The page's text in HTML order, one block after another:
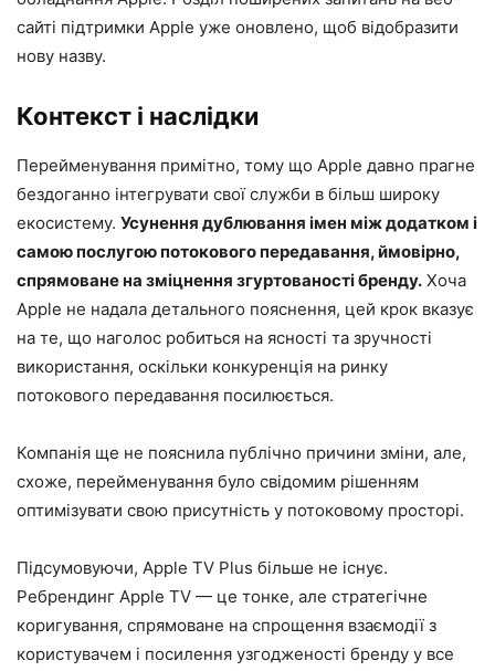
сайті підтримки Apple уже оновлено, щоб відобразити
нову назву.
Контекст і наслідки
Перейменування примітно, тому що Apple давно прагне
бездоганно інтегрувати свої служби в більш широку
екосистему. Усунення дублювання імен між додатком і
самою послугою потокового передавання, ймовірно,
спрямоване на зміцнення згуртованості бренду. Хоча
Apple не надала детального пояснення, цей крок вказує
на те, що наголос робиться на ясності та зручності
використання, оскільки конкуренція на ринку
потокового передавання посилюється.
Компанія ще не пояснила публічно причини зміни, але,
схоже, перейменування було свідомим рішенням
оптимізувати свою присутність у потоковому просторі.
Підсумовуючи, Apple TV Plus більше не існує.
Ребрендинг Apple TV — це тонке, але стратегічне
коригування, спрямоване на спрощення взаємодії з
користувачем і посилення узгодженості бренду у все